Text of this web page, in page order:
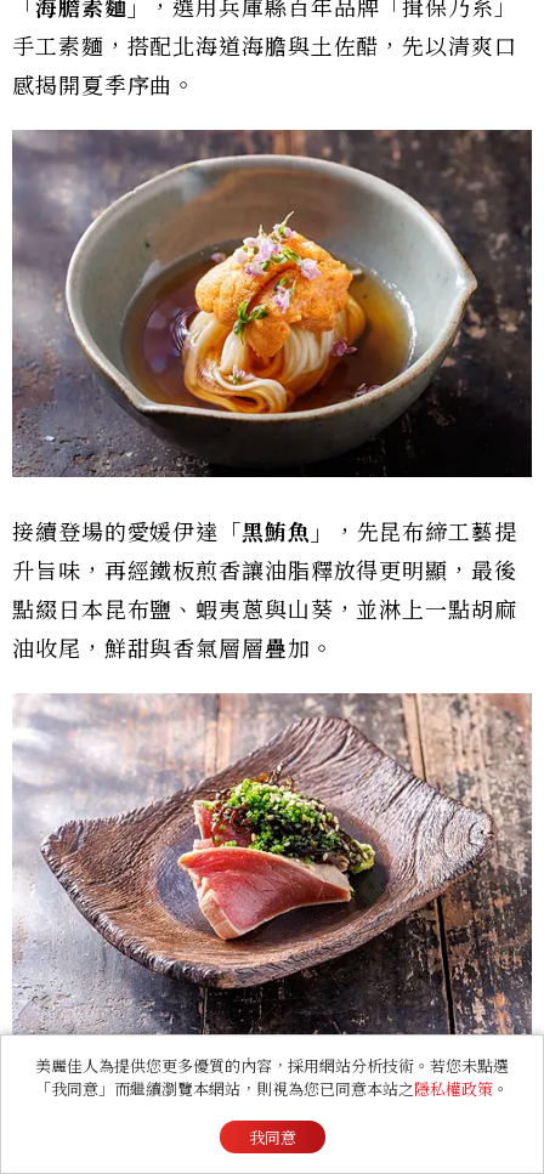
「海膽素麵」
，選用兵庫縣百年品牌「揖保乃糸」
手工素麵，搭配北海道海膽與土佐醋，先以清爽口
感揭開夏季序曲。
接續登場的愛媛伊達 「黑鮪魚」
，先昆布締工藝提
升旨味，再經鐵板煎香讓油脂釋放得更明顯，最後
點綴日本昆布鹽、蝦夷蔥與山葵，並淋上一點胡麻
油收尾，鮮甜與香氣層層疊加。
鐵板料理部分，令人耳目一新的有「和牛壓漢
，取鹿兒島A5和牛製作漢堡排，主廚先在鐵板
美麗佳人為提供您更多優質的內容，採用網站分析技術。若您未點選
「我同意」而繼續瀏覽本網站，則視為您已同意本站之隱私權政策 。
我同意